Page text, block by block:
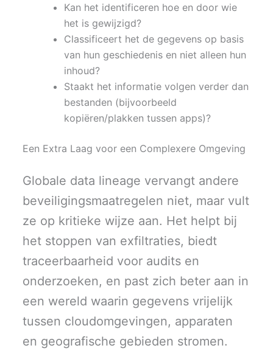
Kan het identificeren hoe en door wie
het is gewijzigd?
Classificeert het de gegevens op basis
van hun geschiedenis en niet alleen hun
inhoud?
Staakt het informatie volgen verder dan
bestanden (bijvoorbeeld
kopiëren/plakken tussen apps)?
Een Extra Laag voor een Complexere Omgeving
Globale data lineage vervangt andere
beveiligingsmaatregelen niet, maar vult
ze op kritieke wijze aan. Het helpt bij
het stoppen van exfiltraties, biedt
traceerbaarheid voor audits en
onderzoeken, en past zich beter aan in
een wereld waarin gegevens vrijelijk
tussen cloudomgevingen, apparaten
en geografische gebieden stromen.